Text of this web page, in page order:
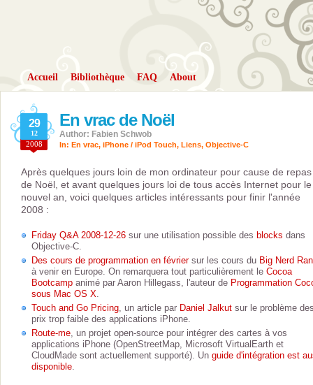
Accueil Bibliothèque FAQ About
En vrac de Noël
29
12
2008
Author: Fabien Schwob
In: En vrac, iPhone / iPod Touch, Liens, Objective-C
Après quelques jours loin de mon ordinateur pour cause de repas
de Noël, et avant quelques jours loi de tous accès Internet pour le
nouvel an, voici quelques articles intéressants pour finir l'année
2008 :
Friday Q&A 2008-12-26 sur une utilisation possible des blocks dans
Objective-C.
Des cours de programmation en févriersur les cours du Big Nerd
à venir en Europe. On remarquera tout particulièrement le Cocoa
Bootcamp animé par Aaron Hillegass, l'auteur de Programmation
sous Mac OS X.
Touch and Go Pricing, un article par Daniel Jalkut sur le problème
prix trop faible des applications iPhone.
Route-me, un projet open-source pour intégrer des cartes à vos
applications iPhone (OpenStreetMap, Microsoft VirtualEarth et
CloudMade sont actuellement supporté). Un guide d'intégration est
disponible.